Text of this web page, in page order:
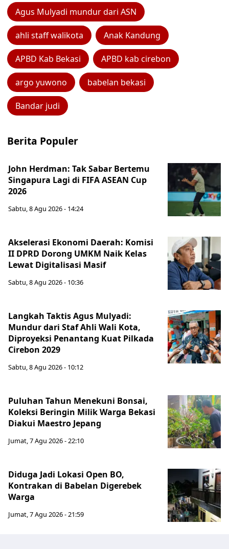
Agus Mulyadi mundur dari ASN
ahli staff walikota Anak Kandung
APBD Kab Bekasi APBD kab cirebon
argo yuwono babelan bekasi
Bandar judi
Berita Populer
John Herdman: Tak Sabar Bertemu
Singapura Lagi di FIFA ASEAN Cup
2026
Sabtu, 8 Agu 2026 - 14:24
Akselerasi Ekonomi Daerah: Komisi
II DPRD Dorong UMKM Naik Kelas
Lewat Digitalisasi Masif
Sabtu, 8 Agu 2026 - 10:36
Langkah Taktis Agus Mulyadi:
Mundur dari Staf Ahli Wali Kota,
Diproyeksi Penantang Kuat Pilkada
Cirebon 2029
Sabtu, 8 Agu 2026 - 10:12
Puluhan Tahun Menekuni Bonsai,
Koleksi Beringin Milik Warga Bekasi
Diakui Maestro Jepang
Jumat, 7 Agu 2026 - 22:10
Diduga Jadi Lokasi Open BO,
Kontrakan di Babelan Digerebek
Warga
Jumat, 7 Agu 2026 - 21:59